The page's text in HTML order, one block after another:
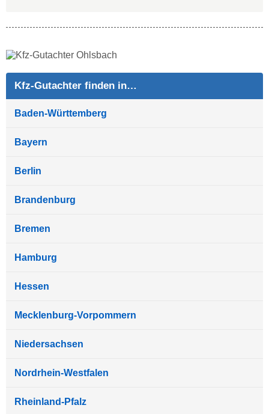
Kfz-Gutachter finden in…
Baden-Württemberg
Bayern
Berlin
Brandenburg
Bremen
Hamburg
Hessen
Mecklenburg-Vorpommern
Niedersachsen
Nordrhein-Westfalen
Rheinland-Pfalz